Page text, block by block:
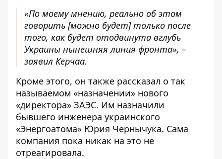
«По моему мнению, реально об этом
говорить [можно будет] только после
того, как будет отодвинута вглубь
Украины нынешняя линия фронта», –
заявил Керчаа.
Кроме этого, он также рассказал о так
называемом «назначении» нового
«директора» ЗАЭС. Им назначили
бывшего инженера украинского
«Энергоатома» Юрия Чернычука. Сама
компания пока никак на это не
отреагировала.